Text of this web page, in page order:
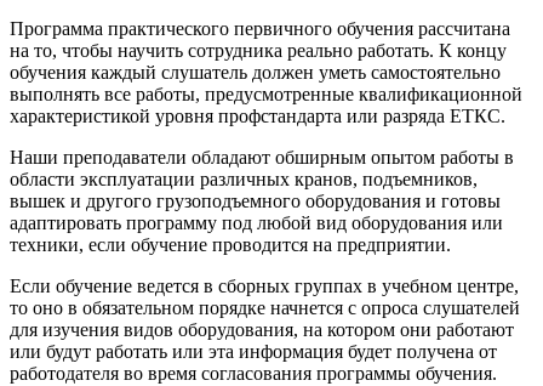
Программа практического первичного обучения рассчитана
на то, чтобы научить сотрудника реально работать. К концу
обучения каждый слушатель должен уметь самостоятельно
выполнять все работы, предусмотренные квалификационной
характеристикой уровня профстандарта или разряда ЕТКС.
Наши преподаватели обладают обширным опытом работы в
области эксплуатации различных кранов, подъемников,
вышек и другого грузоподъемного оборудования и готовы
адаптировать программу под любой вид оборудования или
техники, если обучение проводится на предприятии.
Если обучение ведется в сборных группах в учебном центре,
то оно в обязательном порядке начнется с опроса слушателей
для изучения видов оборудования, на котором они работают
или будут работать или эта информация будет получена от
работодателя во время согласования программы обучения.